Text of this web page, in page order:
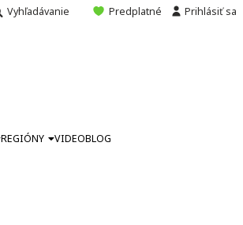
Vyhľadávanie Predplatné Prihlásiť sa
REGIÓNY VIDEOBLOG